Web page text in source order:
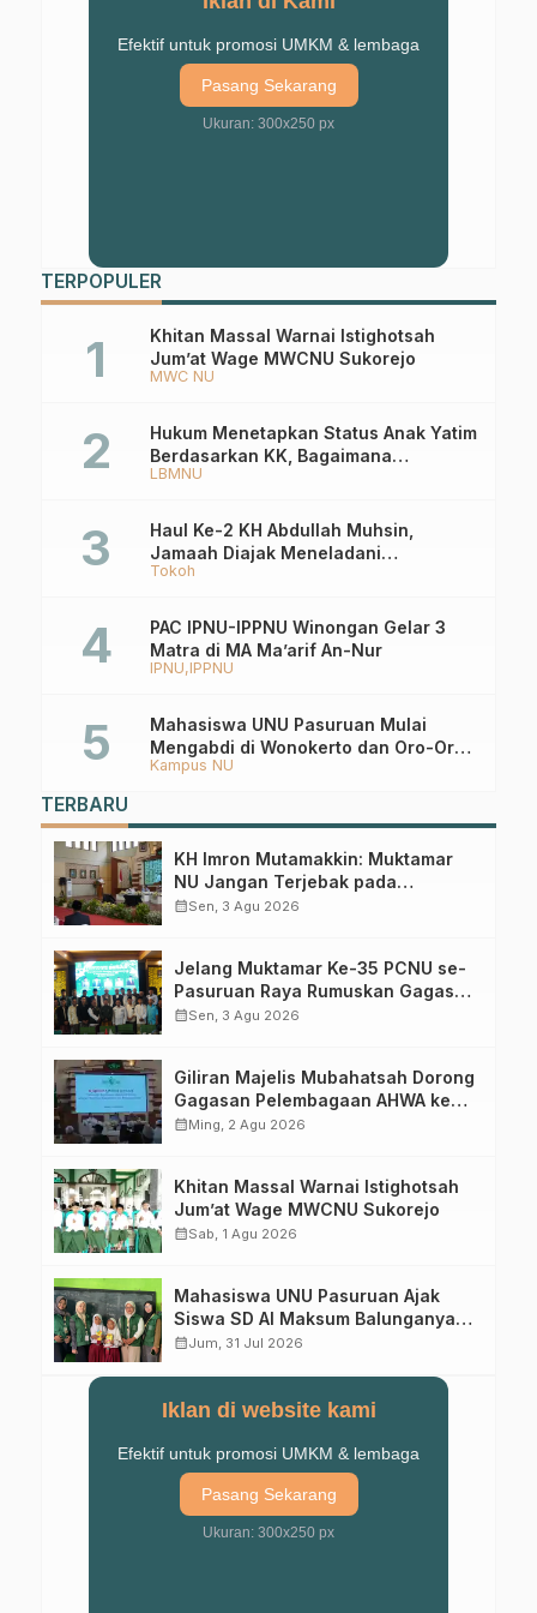
Efektif untuk promosi UMKM & lembaga
Pasang Sekarang
Ukuran: 300x250 px
TERPOPULER
MWC NU
Khitan Massal Warnai Istighotsah
Jum’at Wage MWCNU Sukorejo
LBMNU
Hukum Menetapkan Status Anak Yatim
Berdasarkan KK, Bagaimana
Ketentuannya?
Tokoh
Haul Ke-2 KH Abdullah Muhsin,
Jamaah Diajak Meneladani
Keistiqamahan
IPNU IPPNU
PAC IPNU-IPPNU Winongan Gelar 3
Matra di MA Ma’arif An-Nur
Kampus NU
Mahasiswa UNU Pasuruan Mulai
Mengabdi di Wonokerto dan Oro-Oro
Ombo Wetan Berikut Programnya
TERBARU
KH Imron Mutamakkin: Muktamar
NU Jangan Terjebak pada
Perebutan Kursi Ketua Umum
calendar_monthSen, 3 Agu 2026
Jelang Muktamar Ke-35 PCNU se-
Pasuruan Raya Rumuskan Gagasan
Transformasi Gerakan NU Menuju
calendar_monthSen, 3 Agu 2026
Giliran Majelis Mubahatsah Dorong
Gagasan Pelembagaan AHWA ke
Forum Muktamar Mendatang
calendar_monthMing, 2 Agu 2026
Khitan Massal Warnai Istighotsah
Jum’at Wage MWCNU Sukorejo
calendar_monthSab, 1 Agu 2026
Mahasiswa UNU Pasuruan Ajak
Siswa SD Al Maksum Balunganyar
Kuasai Penjumlahan Bersusun
calendar_monthJum, 31 Jul 2026
Iklan di website kami
Efektif untuk promosi UMKM & lembaga
Pasang Sekarang
Ukuran: 300x250 px